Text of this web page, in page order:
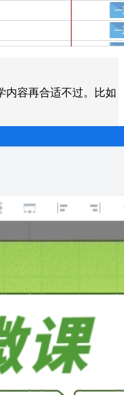
内容再合适不过。比如